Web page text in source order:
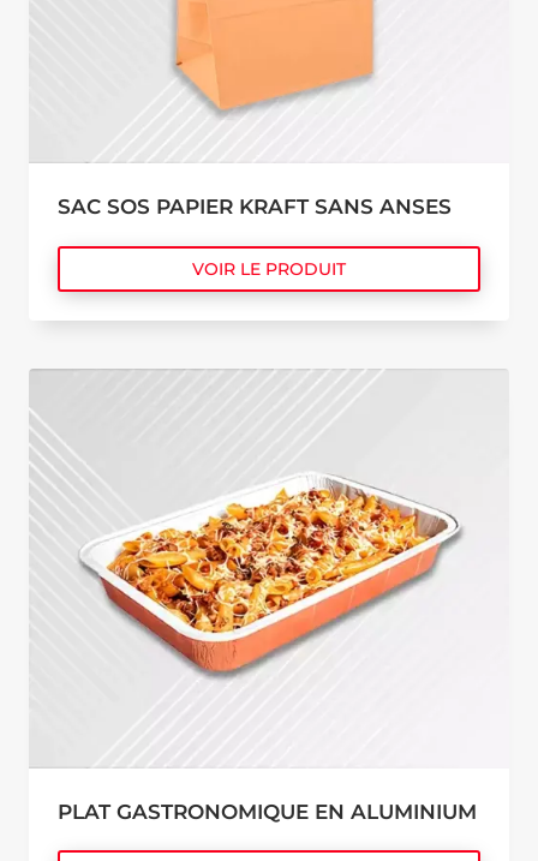
SAC SOS PAPIER KRAFT SANS ANSES
VOIR LE PRODUIT
PLAT GASTRONOMIQUE EN ALUMINIUM